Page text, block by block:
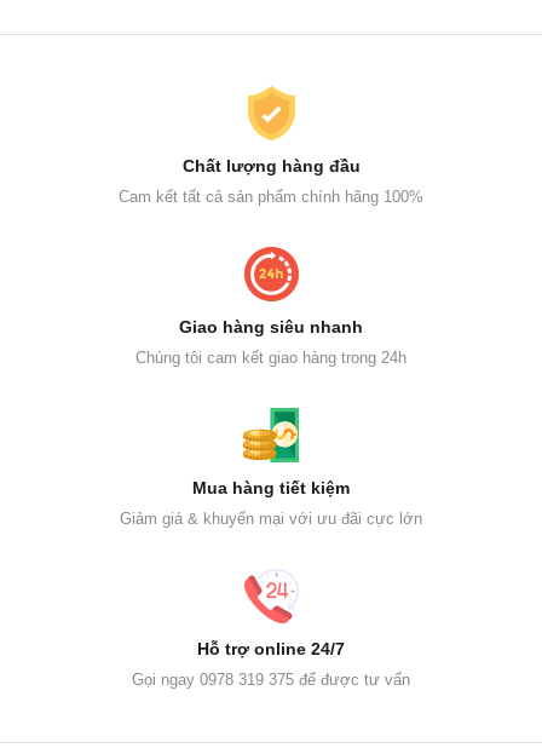
Chất lượng hàng đầu
Cam kết tất cả sản phẩm chính hãng 100%
Giao hàng siêu nhanh
Chúng tôi cam kết giao hàng trong 24h
Mua hàng tiết kiệm
Giảm giá & khuyến mại với ưu đãi cực lớn
Hỗ trợ online 24/7
Gọi ngay 0978 319 375 để được tư vấn